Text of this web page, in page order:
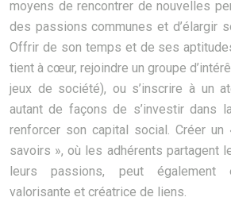
moyens de rencontrer de nouvelles
des passions communes et d’élargir
Offrir de son temps et de ses
tient à cœur, rejoindre un groupe
jeux de société), ou s’inscrire à un
autant de façons de s’investir dans
renforcer son capital social. Créer un
savoirs », où les adhérents partagent
leurs passions, peut également
valorisante et créatrice de liens.